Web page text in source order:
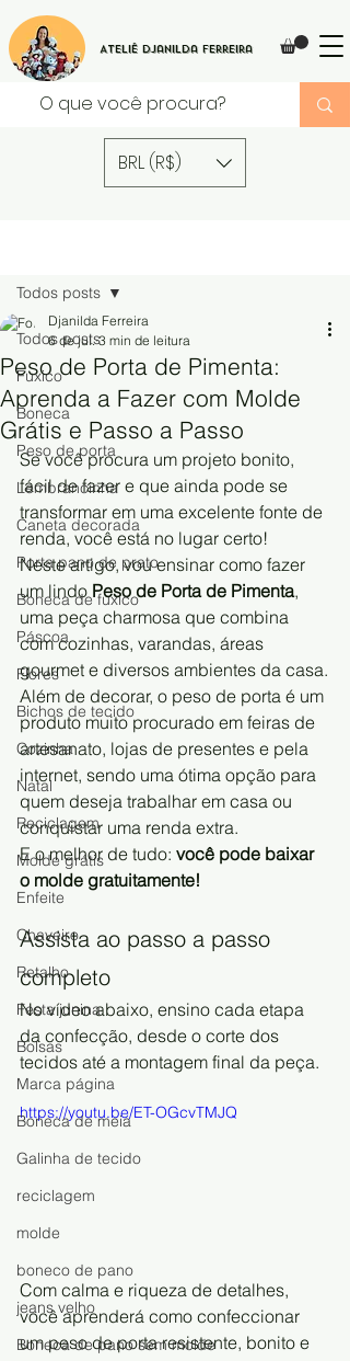
Ateliê Djanilda Ferreira
BRL (R$)
Todos posts
Fuxico
Boneca
Peso de porta
Lembrancinha
Caneta decorada
Porta pano de prato
Boneca de fuxico
Páscoa
Flores
Bichos de tecido
Cozinha
Natal
Reciclagem
Molde grátis
Enfeite
Chaveiro
Retalho
Festa junina
Bolsas
Marca página
Boneca de meia
Galinha de tecido
reciclagem
molde
boneco de pano
jeans velho
Boneca de pano sem molde
Todos posts
Peso de Porta de Pimenta:
Aprenda a Fazer com Molde
Grátis e Passo a Passo
Djanilda Ferreira
6 de jul. 3 min de leitura
Se você procura um projeto bonito,
fácil de fazer e que ainda pode se
transformar em uma excelente fonte de
renda, você está no lugar certo!
Neste artigo, vou ensinar como fazer
um lindo Peso de Porta de Pimenta,
uma peça charmosa que combina
com cozinhas, varandas, áreas
gourmet e diversos ambientes da casa.
Além de decorar, o peso de porta é um
produto muito procurado em feiras de
artesanato, lojas de presentes e pela
internet, sendo uma ótima opção para
quem deseja trabalhar em casa ou
conquistar uma renda extra.
E o melhor de tudo: você pode baixar
o molde gratuitamente!
Assista ao passo a passo
completo
No vídeo abaixo, ensino cada etapa
da confecção, desde o corte dos
tecidos até a montagem final da peça.
https://youtu.be/ET-OGcvTMJQ
Com calma e riqueza de detalhes,
você aprenderá como confeccionar
um peso de porta resistente, bonito e